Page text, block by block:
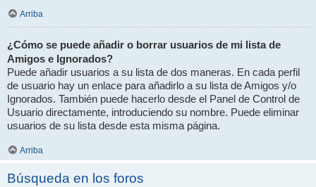
Arriba
¿Cómo se puede añadir o borrar usuarios de mi lista de
Amigos e Ignorados?
Puede añadir usuarios a su lista de dos maneras. En cada perfil
de usuario hay un enlace para añadirlo a su lista de Amigos y/o
Ignorados. También puede hacerlo desde el Panel de Control de
Usuario directamente, introduciendo su nombre. Puede eliminar
usuarios de su lista desde esta misma página.
Arriba
Búsqueda en los foros